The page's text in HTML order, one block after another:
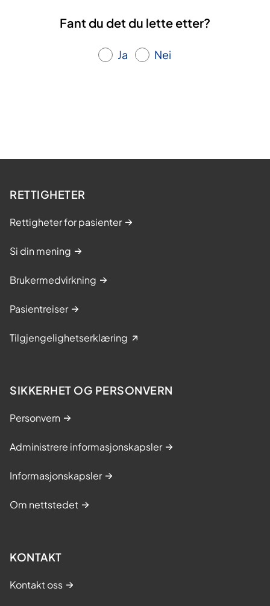
Fant du det du lette etter?
Ja Nei
RETTIGHETER
Rettigheter for pasienter
Si din mening
Brukermedvirkning
Pasientreiser
Tilgjengelighetserklæring
SIKKERHET OG PERSONVERN
Personvern
Administrere informasjonskapsler
Informasjonskapsler
Om nettstedet
KONTAKT
Kontakt oss